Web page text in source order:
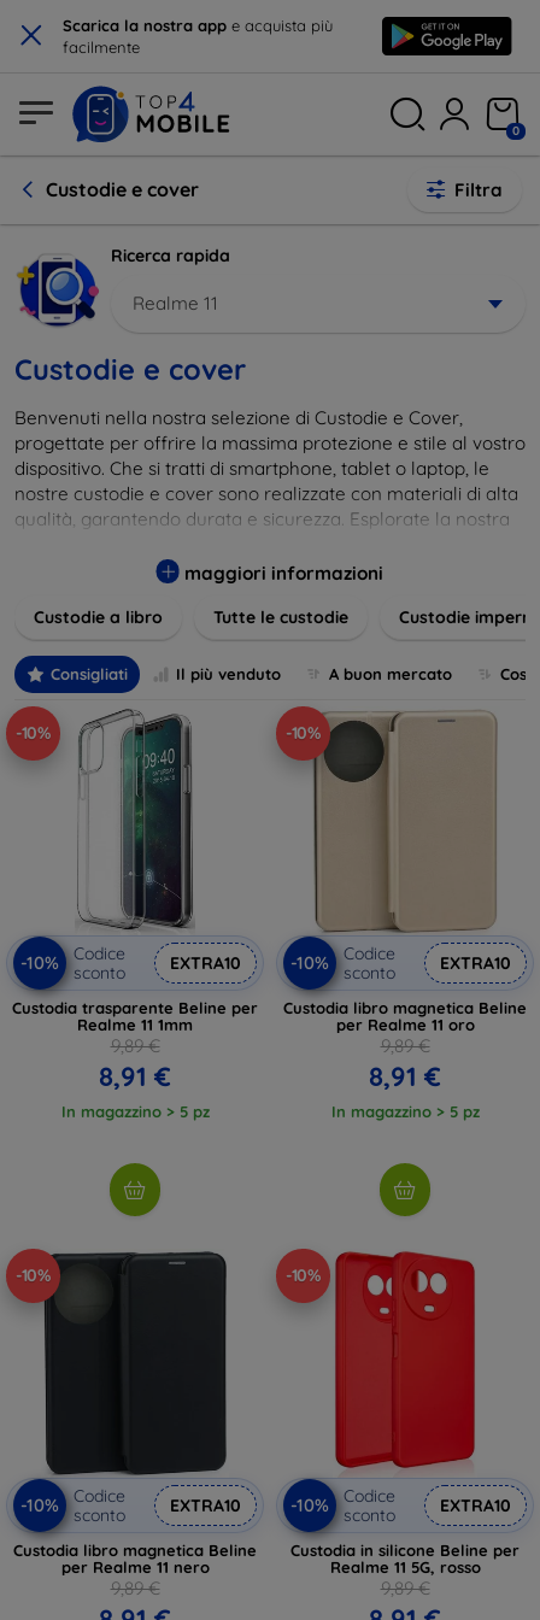
× Scarica la nostra app e acquista più
facilmente
0
Custodie e cover Filtra
Ricerca rapida
Realme 11
Custodie e cover
Benvenuti nella nostra selezione di Custodie e Cover,
progettate per offrire la massima protezione e stile al vostro
dispositivo. Che si tratti di smartphone, tablet o laptop, le
nostre custodie e cover sono realizzate con materiali di alta
qualità, garantendo durata e sicurezza. Esplorate la nostra
esigenza e gusto. Proteggete il vostro dispositivo con le
maggiori informazioni
Custodie a libro Tutte le custodie Custodie
Consigliati Il più venduto A buon mercato
-10%
-10%
Codice
sconto
EXTRA10
Custodia trasparente Beline per
Realme 11 1mm
9,89 €
8,91 €
In magazzino > 5 pz
-10%
-10%
Codice
sconto
EXTRA10
Custodia libro magnetica Beline
per Realme 11 oro
9,89 €
8,91 €
In magazzino > 5 pz
-10%
-10%
Codice
sconto
EXTRA10
Custodia libro magnetica Beline
per Realme 11 nero
9,89 €
-10%
-10%
Codice
sconto
EXTRA10
Custodia in silicone Beline per
Realme 11 5G, rosso
9,89 €